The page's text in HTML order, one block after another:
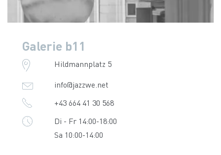
Galerie b11
Hildmannplatz 5
info@jazzwe.net
+43 664 41 30 568
Di - Fr 14:00-18:00
Sa 10:00-14:00